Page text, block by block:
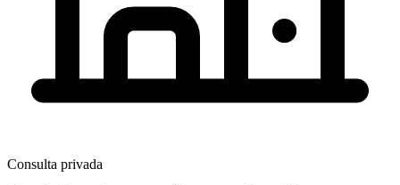
Consulta privada